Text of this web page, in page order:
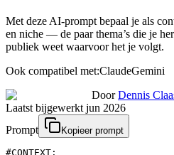
Met deze AI-prompt bepaal je als
en niche — de paar thema’s die je
publiek weet waarvoor het je volgt.
Ook compatibel met:ClaudeGemini
Door Dennis
Laatst bijgewerkt jun 2026
Prompt
Kopieer prompt
#CONTEXT: